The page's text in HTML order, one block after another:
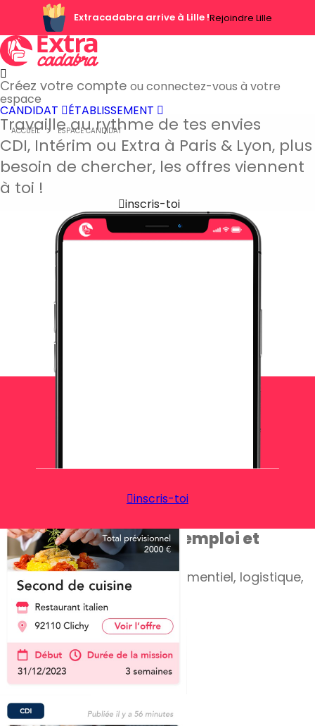
Extracadabra arrive à Lille !Rejoindre Lille
Créez votre compte ou connectez-vous à votre
espace
CANDIDAT ÉTABLISSEMENT
ACCUEIL ESPACE CANDIDAT
Travaille au rythme de tes envies
CDI, Intérim ou Extra à Paris & Lyon, plus
besoin de chercher, les offres viennent
à toi !
inscris-toi
inscris-toi
Découvre nosoffres d’emploi et
missionsponctuelles
salle, cuisine, hôtellerie, évènementiel, logistique,
vente